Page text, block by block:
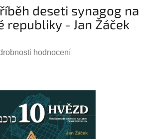
deseti synagog na
republiky - Jan Žáček
hodnocení